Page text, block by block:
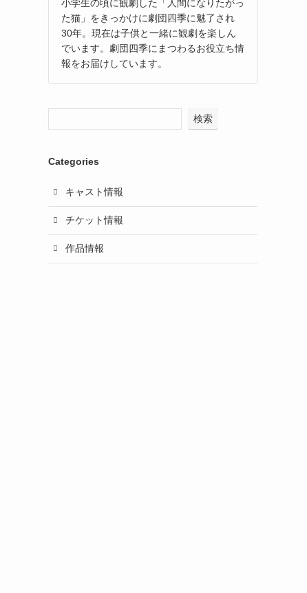
小学生の頃に観劇した「人間になりたがっ
た猫」をきっかけに劇団四季に魅了され
30年。現在は子供と一緒に観劇を楽しん
でいます。劇団四季にまつわるお役立ち情
報をお届けしています。
検索
Categories
キャスト情報
チケット情報
作品情報